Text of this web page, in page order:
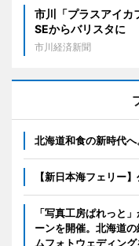
市川「プラスアイ
SEからバリスタに
市川経済新聞
北海道和食の新時代
【新日本海フェリー
「写真工房ぱれっと
ーンを開催。北海道
ムフォトウェディング